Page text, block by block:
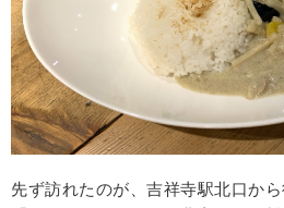
先ず訪れたのが、吉祥寺駅北口か